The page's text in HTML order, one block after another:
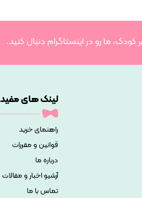
ما رو در اینستاگرام دنبال کنید.
لینک های مفید
راهنمای خرید
قوانین و مقررات
درباره ما
آرشیو اخبار و مقالات
تماس با ما